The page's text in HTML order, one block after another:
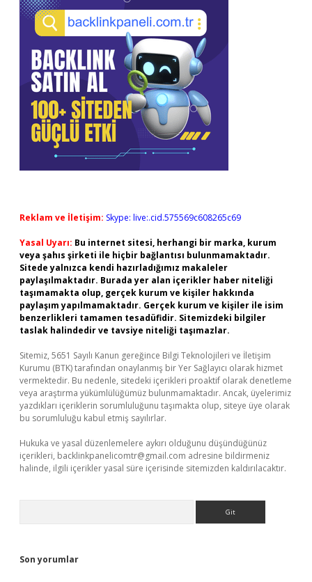
Reklam ve İletişim: Skype: live:.cid.575569c608265c69
Yasal Uyarı: Bu internet sitesi, herhangi bir marka, kurum
veya şahıs şirketi ile hiçbir bağlantısı bulunmamaktadır.
Sitede yalnızca kendi hazırladığımız makaleler
paylaşılmaktadır. Burada yer alan içerikler haber niteliği
taşımamakta olup, gerçek kurum ve kişiler hakkında
paylaşım yapılmamaktadır. Gerçek kurum ve kişiler ile isim
benzerlikleri tamamen tesadüfidir. Sitemizdeki bilgiler
taslak halindedir ve tavsiye niteliği taşımazlar.
Sitemiz, 5651 Sayılı Kanun gereğince Bilgi Teknolojileri ve İletişim
Kurumu (BTK) tarafından onaylanmış bir Yer Sağlayıcı olarak hizmet
vermektedir. Bu nedenle, sitedeki içerikleri proaktif olarak denetleme
veya araştırma yükümlülüğümüz bulunmamaktadır. Ancak, üyelerimiz
yazdıkları içeriklerin sorumluluğunu taşımakta olup, siteye üye olarak
bu sorumluluğu kabul etmiş sayılırlar.
Hukuka ve yasal düzenlemelere aykırı olduğunu düşündüğünüz
içerikleri, backlinkpanelicomtr@gmail.com adresine bildirmeniz
halinde, ilgili içerikler yasal süre içerisinde sitemizden kaldırılacaktır.
Son yorumlar